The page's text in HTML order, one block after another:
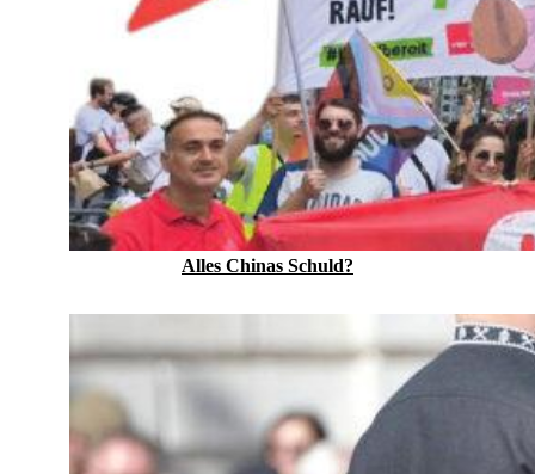
Alles Chinas Schuld?